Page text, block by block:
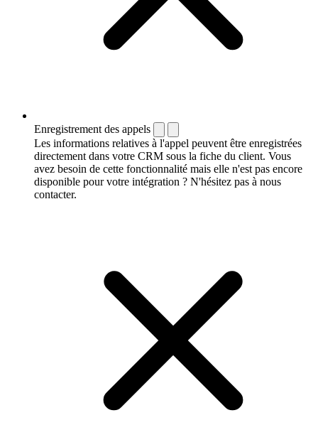
Enregistrement des appels
Les informations relatives à l'appel peuvent être enregistrées
directement dans votre CRM sous la fiche du client. Vous
avez besoin de cette fonctionnalité mais elle n'est pas encore
disponible pour votre intégration ? N'hésitez pas à nous
contacter.